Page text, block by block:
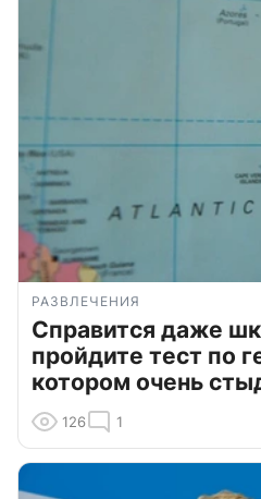
РАЗВЛЕЧЕНИЯ
Справится даже
пройдите тест по
котором очень
126 1